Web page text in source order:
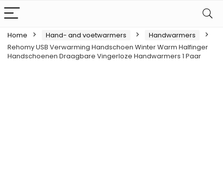
Home Hand- and voetwarmers
Handwarmers
Rehomy USB Verwarming Handschoen Winter Warm Halfinger
Handschoenen Draagbare Vingerloze Handwarmers 1 Paar